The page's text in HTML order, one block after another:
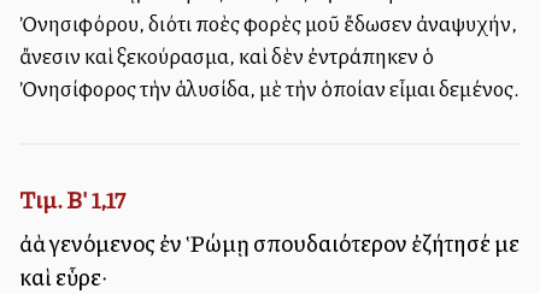
Ὀνησιφόρου, διότι πολλὲς φορὲς μοῦ ἔδωσεν ἀναψυχήν,
ἄνεσιν καὶ ξεκούρασμα, καὶ δὲν ἐντράπηκεν ὁ
Ὀνησίφορος τὴν ἁλυσίδα, μὲ τὴν ὁποίαν εἶμαι δεμένος.
Τιμ. Β' 1,17
ἀλλὰ γενόμενος ἐν Ῥώμῃ σπουδαιότερον ἐζήτησέ με
καὶ εὗρε·